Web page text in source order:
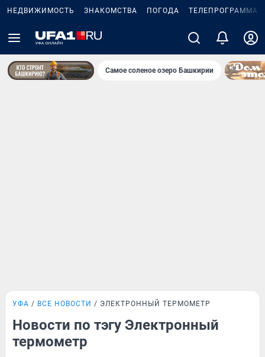
НЕДВИЖИМОСТЬ ЗНАКОМСТВА ПОГОДА ТЕЛЕПРОГРАММА
Самое соленое озеро Башкирии
УФА ВСЕ НОВОСТИ ЭЛЕКТРОННЫЙ ТЕРМОМЕТР
Новости по тэгу Электронный
термометр